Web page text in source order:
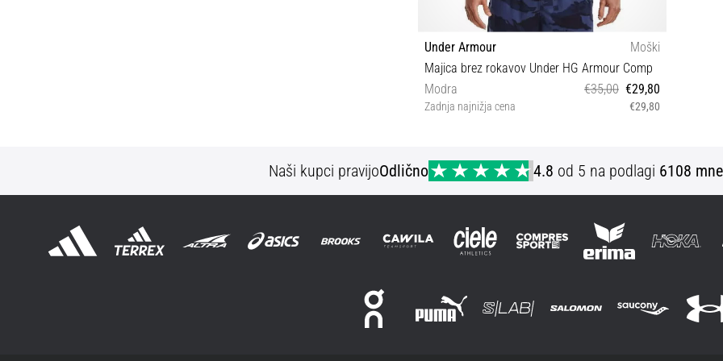
Under Armour
Moški
Majica brez rokavov Under HG Armour Comp
Modra
€35,00 €29,80
Zadnja najnižja cena €29,80
Naši kupci pravijoOdlično 4.8 od 5 na podlagi 6108